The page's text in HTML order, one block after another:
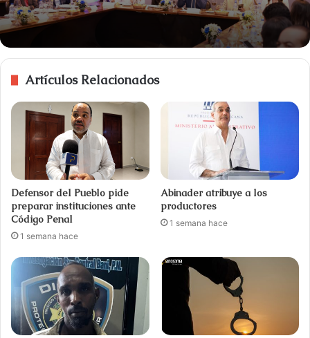
Artículos Relacionados
Defensor del Pueblo pide
preparar instituciones ante
Código Penal
1 semana hace
Abinader atribuye a los
productores
1 semana hace